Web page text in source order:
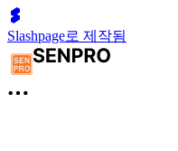
Slashpage로 제작됨